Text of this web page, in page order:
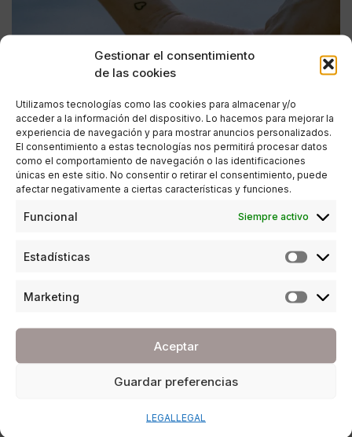
Gestionar el consentimiento
de las cookies
Utilizamos tecnologías como las cookies para almacenar y/o
acceder a la información del dispositivo. Lo hacemos para mejorar la
experiencia de navegación y para mostrar anuncios personalizados.
El consentimiento a estas tecnologías nos permitirá procesar datos
como el comportamiento de navegación o las identificaciones
únicas en este sitio. No consentir o retirar el consentimiento, puede
afectar negativamente a ciertas características y funciones.
Funcional Siempre activo
Estadísticas
Marketing
Aceptar
Guardar preferencias
LEGAL LEGAL
CRECIMIENTO PERSONAL,ESTILO DE VIDA
«Amor real vs amor ideal: las diferencias que
Serrano
30/04/2026
6 MINUTOS DE LECTURA